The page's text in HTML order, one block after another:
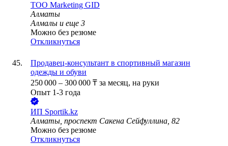
ТОО Marketing GID
Алматы
Алмалы и еще 3
Можно без резюме
Откликнуться
Продавец-консультант в спортивный магазин
одежды и обуви
250 000 – 300 000 ₸ за месяц, на руки
Опыт 1-3 года
ИП Sportik.kz
Алматы, проспект Сакена Сейфуллина, 82
Можно без резюме
Откликнуться